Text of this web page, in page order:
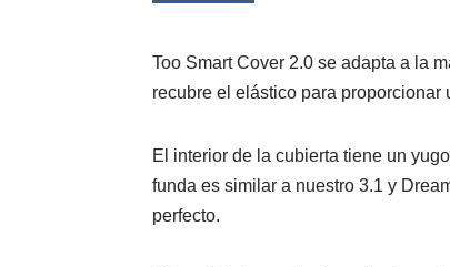
Too Smart Cover 2.0 se adapta a la
recubre el elástico para proporcionar
El interior de la cubierta tiene un
funda es similar a nuestro 3.1 y
perfecto.